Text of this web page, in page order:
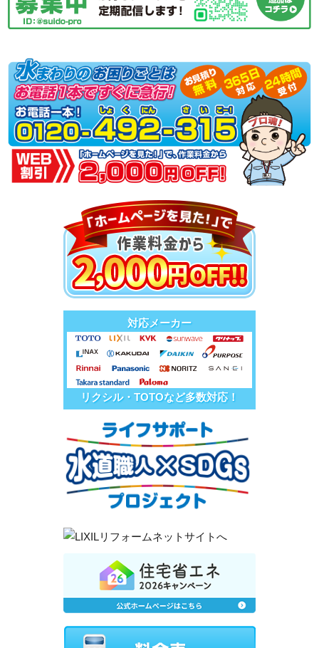
対応メーカー
リクシル・TOTOなど多数対応！